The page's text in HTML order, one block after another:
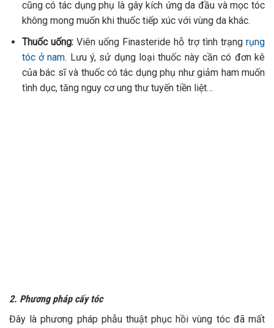
cũng có tác dụng phụ là gây kích ứng da đầu và mọc tóc
không mong muốn khi thuốc tiếp xúc với vùng da khác.
Thuốc uống:Viên uống Finasteride hỗ trợ tình trạngrụng
tóc ở nam. Lưu ý, sử dụng loại thuốc này cần có đơn kê
của bác sĩ và thuốc có tác dụng phụ như giảm ham muốn
tình dục, tăng nguy cơ ung thư tuyến tiền liệt…
2. Phương pháp cấy tóc
Đây là phương pháp phẫu thuật phục hồi vùng tóc đã mất